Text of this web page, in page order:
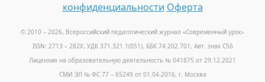
конфиденциальности Оферта
© 2010 – 2026, Всероссийский педагогический журнал «Современный урок»
ISSN: 2713 – 282X, УДК 371.321.1(051), ББК 74.202.701, Авт. знак С56
Лицензия на образовательную деятельность № 041875 от 29.12.2021
СМИ ЭЛ № ФС 77 – 65249 от 01.04.2016, г. Москва